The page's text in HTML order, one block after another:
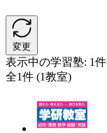
変更
表示中の学習塾: 1件
全1件 (1教室)